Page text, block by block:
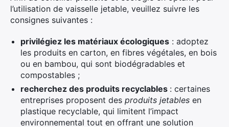
l’utilisation de vaisselle jetable, veuillez suivre les
consignes suivantes :
privilégiez les matériaux écologiques : adoptez
les produits en carton, en fibres végétales, en bois
ou en bambou, qui sont biodégradables et
compostables ;
recherchez des produits recyclables : certaines
entreprises proposent des produits jetables en
plastique recyclable, qui limitent l’impact
environnemental tout en offrant une solution